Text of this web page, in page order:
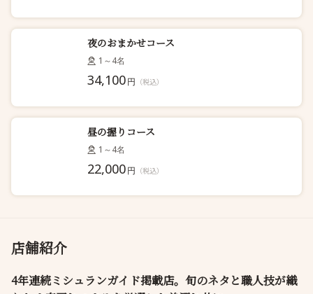
夜のおまかせコース
1～4名
34,100円 （税込）
昼の握りコース
1～4名
22,000円 （税込）
店舗紹介
4年連続ミシュランガイド掲載店。旬のネタと職人技が織